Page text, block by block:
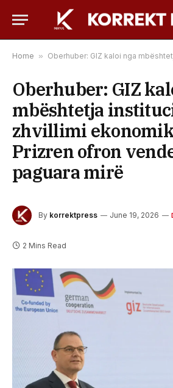
Home » Oberhuber: GIZ kaloi nga mbështetja institucionale te zhvillimi
Oberhuber: GIZ
mbështetja
zhvillimi
Prizren ofron
paguara mirë
By korrektpress June 19, 2026
2 Mins Read